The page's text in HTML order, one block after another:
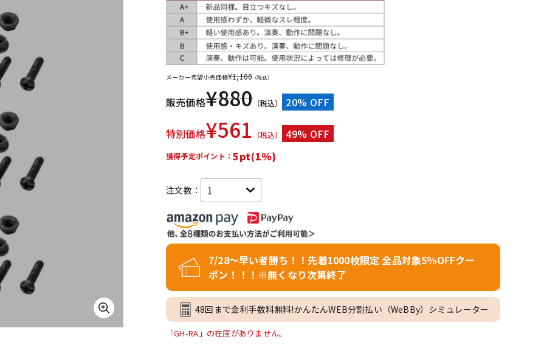
レコーディン
グ機器
配信/ライブ
機器
メーカー希望小売価格¥1,100 （税込）
販売価格¥880 （税込） 20% OFF
特別価格¥561 （税込） 49% OFF
獲得予定ポイント： 5pt(1%)
注文数：
7/28～早い者勝ち！！先着1000枚限定 全品対象5％OFFクー
ポン！！！※無くなり次第終了
48回まで金利手数料無料!かんたんWEB分割払い（WeBBy）シミュレーター
「GH-RA」の在庫がありません。